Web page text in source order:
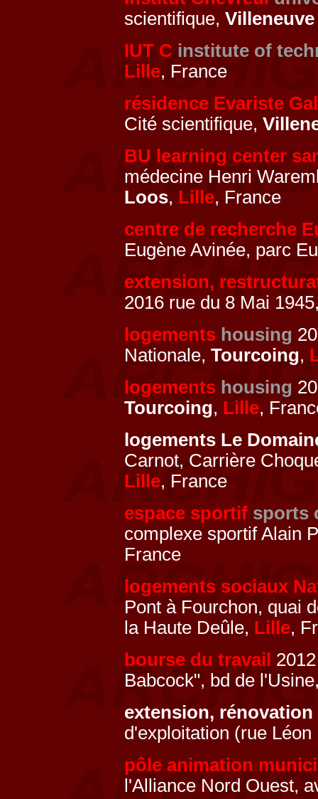
scientifique,
IUT C institute of
Lille, France
résidence Evariste
Cité scientifique,
BU learning center
médecine Henri
Loos, Lille, France
centre de recherche
Eugène Avinée, parc
extension,
2016 rue du 8 Mai
logements housing
Nationale, Tourcoing,
logements housing
Tourcoing, Lille,
logements Le
Carnot, Carrière
Lille, France
espace sportif sports
complexe sportif Alain
France
logements sociaux
Pont à Fourchon, quai
la Haute Deûle, Lille,
bourse du travail
Babcock", bd de
extension,
d'exploitation (rue
pôle animation
l'Alliance Nord Ouest,